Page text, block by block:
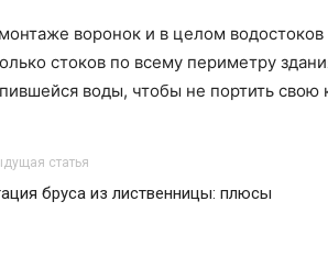
воронок и в целом
стоков по всему периметру
воды, чтобы не портить свою
статья
бруса из лиственницы: плюсы